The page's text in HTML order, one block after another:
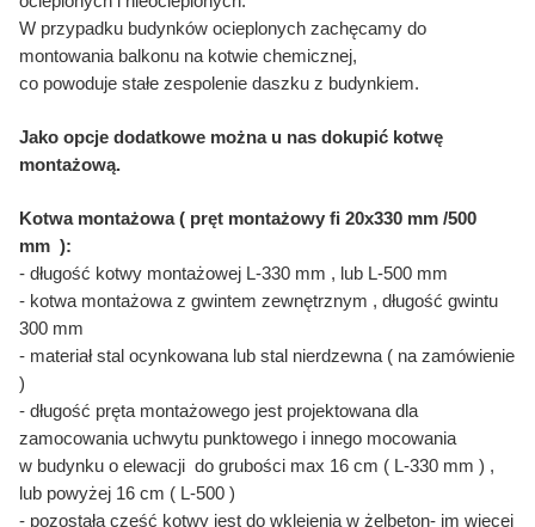
W przypadku budynków ocieplonych zachęcamy do
montowania balkonu na kotwie chemicznej,
co powoduje stałe zespolenie daszku z budynkiem.
Jako opcje dodatkowe można u nas dokupić kotwę
montażową.
Kotwa montażowa ( pręt montażowy fi 20x330 mm /500
mm ):
- długość kotwy montażowej L-330 mm , lub L-500 mm
- kotwa montażowa z gwintem zewnętrznym , długość gwintu
300 mm
- materiał stal ocynkowana lub stal nierdzewna ( na zamówienie
)
- długość pręta montażowego jest projektowana dla
zamocowania uchwytu punktowego i innego mocowania
w budynku o elewacji do grubości max 16 cm ( L-330 mm ) ,
lub powyżej 16 cm ( L-500 )
- pozostała część kotwy jest do wklejenia w żelbeton- im więcej